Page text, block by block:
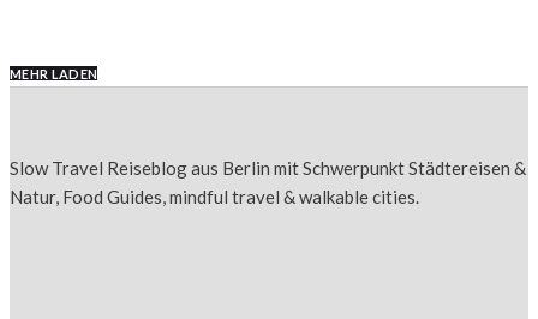
MEHR LADEN
Slow Travel Reiseblog aus Berlin mit Schwerpunkt Städtereisen &
Natur, Food Guides, mindful travel & walkable cities.